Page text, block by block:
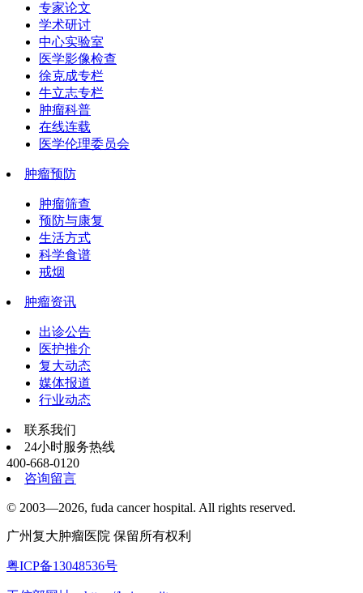
专家论文
学术研讨
中心实验室
医学影像检查
徐克成专栏
牛立志专栏
肿瘤科普
在线连载
医学伦理委员会
肿瘤预防
肿瘤筛查
预防与康复
生活方式
科学食谱
戒烟
肿瘤资讯
出诊公告
医护推介
复大动态
媒体报道
行业动态
联系我们
24小时服务热线
400-668-0120
咨询留言
© 2003—2026, fuda cancer hospital. All rights reserved.
广州复大肿瘤医院 保留所有权利
粤ICP备13048536号